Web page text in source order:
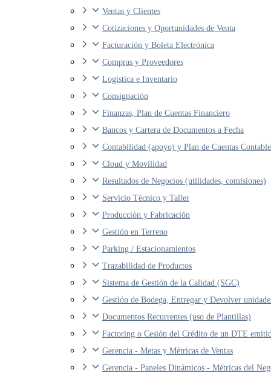
Ventas y Clientes
Cotizaciones y Oportunidades de Venta
Facturación y Boleta Electrónica
Compras y Proveedores
Logística e Inventario
Consignación
Finanzas, Plan de Cuentas Financiero
Bancos y Cartera de Documentos a Fecha
Contabilidad (apoyo) y Plan de Cuentas
Cloud y Movilidad
Resultados de Negocios (utilidades, comisiones)
Servicio Técnico y Taller
Producción y Fabricación
Gestión en Terreno
Parking / Estacionamientos
Trazabilidad de Productos
Sistema de Gestión de la Calidad (SGC)
Gestión de Bodega, Entregar y Devolver
Documentos Recurrentes (uso de Plantillas)
Factoring o Cesión del Crédito de un DTE
Gerencia - Metas y Métricas de Ventas
Gerencia - Paneles Dinámicos - Métricas del